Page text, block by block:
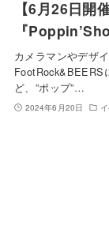
【6月26日開
『
カメラマンやデザ
FootRock&BEERS
ど、”ポップ”…
2024年6月20日